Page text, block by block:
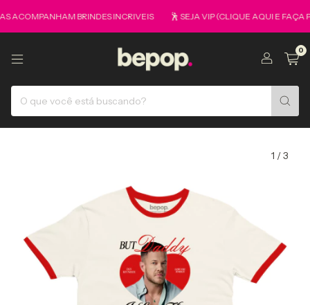
BRINDES INCRIVEIS 🕺 SEJA VIP (CLIQUE AQUI E FAÇA
0
1 /3